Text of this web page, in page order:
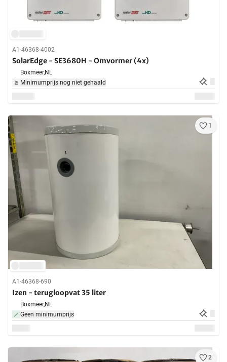
A1-46368-4002
SolarEdge - SE3680H - Omvormer (4x)
Boxmeer,NL
Minimumprijs nog niet gehaald
1
A1-46368-690
Izen - terugloopvat 35 liter
Boxmeer,NL
Geen minimumprijs
2